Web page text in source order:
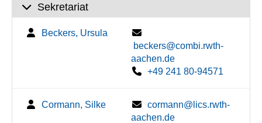
Sekretariat
Beckers, Ursula
beckers@combi.rwth-
aachen.de
+49 241 80-94571
Cormann, Silke
cormann@lics.rwth-
aachen.de